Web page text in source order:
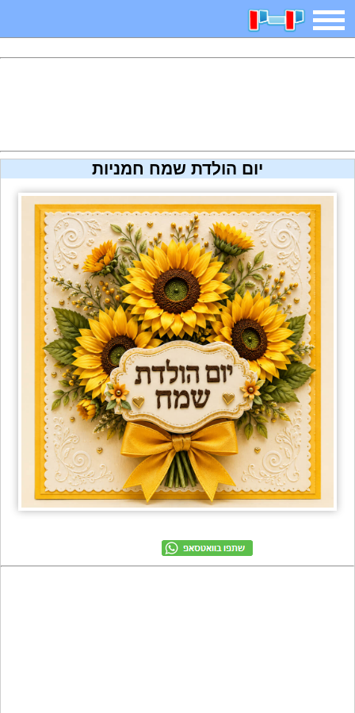
משחקים בדיחות חידות חיפוש
איש תלוי מדריכים פוקימון גו מצא הבדלים
יצירה משחקי בנות אשליות צביעה אונליין
מתכונים טריוויה מגניבים חדשים
יום הולדת שמח חמניות